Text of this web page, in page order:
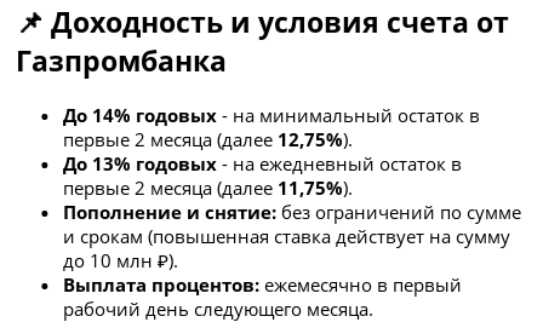
📌 Доходность и условия счета от
Газпромбанка
До 14% годовых- на минимальный остаток в
первые 2 месяца (далее 12,75%).
До 13% годовых- на ежедневный остаток в
первые 2 месяца (далее 11,75%).
Пополнение и снятие:без ограничений по сумме
и срокам (повышенная ставка действует на сумму
до 10 млн ₽).
Выплата процентов:ежемесячно в первый
рабочий день следующего месяца.